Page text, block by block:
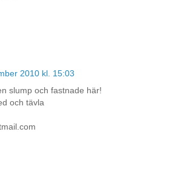
2010 kl. 15:03
slump och fastnade här!
och tävla